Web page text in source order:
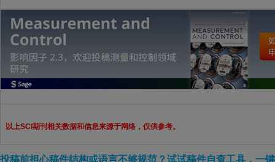
以上SCI期刊相关数据和信息来源于网络，仅供参考。
投稿前担心稿件结构或语言不够规范？试试稿件自查工具，一